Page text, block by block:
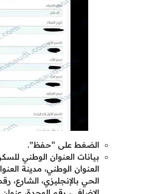
الضغط على “حفظ”.
بيانات العنوان الوطني
العنوان الوطني، مدينة
الحي بالإنجليزي، الشارع،